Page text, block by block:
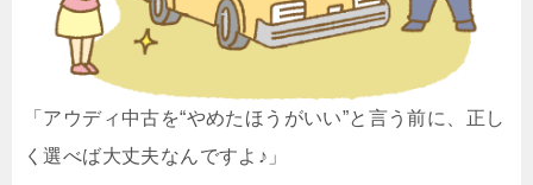
「アウディ中古を“やめたほうがいい”と言う前に、正し
く選べば大丈夫なんですよ♪」